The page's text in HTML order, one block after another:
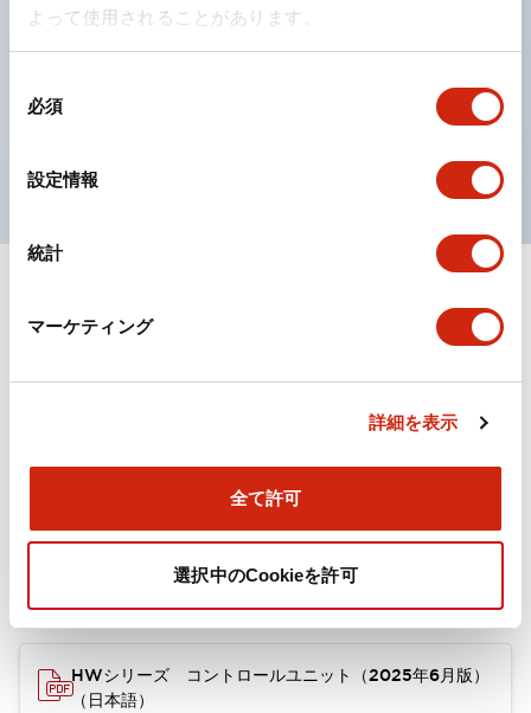
よって使用されることがあります。
必須
設定情報
統計
マーケティング
詳細を表示
全て許可
選択中のCookieを許可
カラーユニバーサルデザインに対応。表示灯（角平形）
の点灯/消灯の認識および、点灯時のランプ色の識別が
ISO 3864-4安全色に対応。危険時や緊急事態時の色表
現がより明確・鮮明で、より多くの方が識別可能に。
+
ドキュメントとファイル
取扱説明書 CAD 規格・認証
HWシリーズ コントロールユニット（2025年6月版）
（日本語）